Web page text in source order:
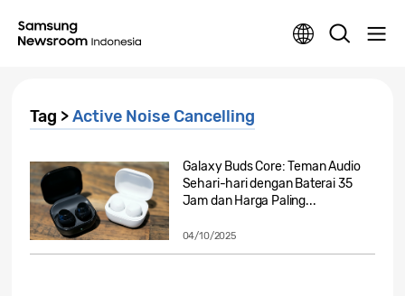
Tag >Active Noise Cancelling
Galaxy Buds Core: Teman Audio
Sehari-hari dengan Baterai 35
Jam dan Harga Paling...
04/10/2025